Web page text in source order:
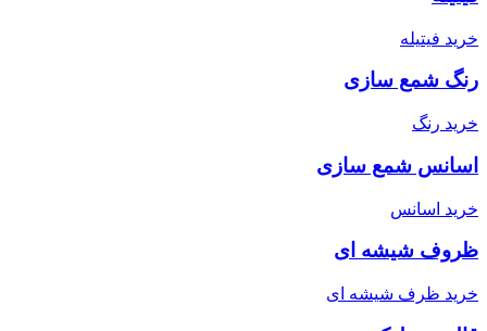
خرید فیتیله
رنگ شمع سازی
خرید رنگ
اسانس شمع سازی
خرید اسانس
ظروف شیشه ای
خرید ظرف شیشه ای